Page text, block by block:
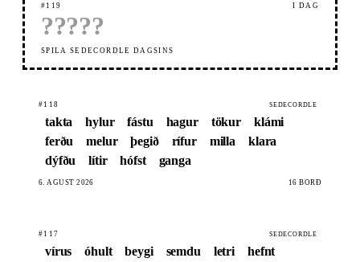
#119 Í DAG
?????
SPILA SEDECORDLE DAGSINS
#118 SEDECORDLE
takta hylur fástu hagur tökur
klámi
ferðu
melur þegið rífur milla
klara
dýfðu
lítir hófst ganga
6. ÁGÚST 2026 16 BORÐ
#117 SEDECORDLE
vírus óhult beygi semdu letri
hefnt